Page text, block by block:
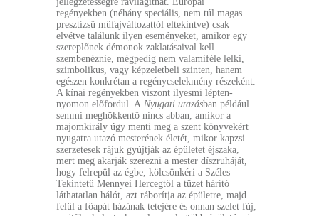
regényekben (néhány speciális, nem túl magas
presztízsű műfajváltozattól eltekintve) csak
elvétve találunk ilyen eseményeket, amikor egy
szereplőnek démonok zaklatásaival kell
szembenéznie, mégpedig nem valamiféle lelki,
szimbolikus, vagy képzeletbeli szinten, hanem
egészen konkrétan a regénycselekmény részeként.
A kínai regényekben viszont ilyesmi lépten-
nyomon előfordul. A Nyugati utazásban például
semmi meghökkentő nincs abban, amikor a
majomkirály úgy menti meg a szent könyvekért
nyugatra utazó mesterének életét, mikor kapzsi
szerzetesek rájuk gyújtják az épületet éjszaka,
mert meg akarják szerezni a mester díszruháját,
hogy felrepül az égbe, kölcsönkéri a Széles
Tekintetű Mennyei Hercegtől a tüzet hárító
láthatatlan hálót, azt ráborítja az épületre, majd
felül a főapát házának tetejére és onnan szelet fúj,